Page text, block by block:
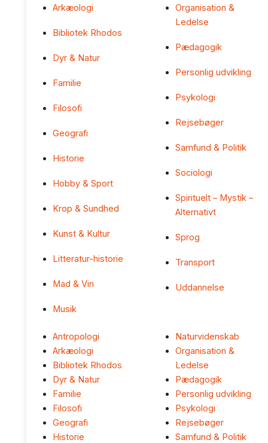
Arkæologi
Bibliotek Rhodos
Dyr & Natur
Familie
Filosofi
Geografi
Historie
Hobby & Sport
Krop & Sundhed
Kunst & Kultur
Litteratur-historie
Mad & Vin
Musik
Organisation &
Ledelse
Pædagogik
Personlig udvikling
Psykologi
Rejsebøger
Samfund & Politik
Sociologi
Spirituelt – Mystik –
Alternativt
Sprog
Transport
Uddannelse
Antropologi
Arkæologi
Bibliotek Rhodos
Dyr & Natur
Familie
Filosofi
Geografi
Historie
Naturvidenskab
Organisation &
Ledelse
Pædagogik
Personlig udvikling
Psykologi
Rejsebøger
Samfund & Politik